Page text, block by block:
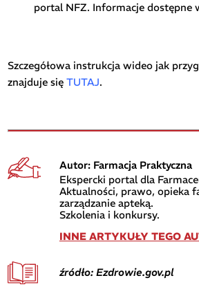
portal NFZ. Informacje dostępne
Szczegółowa instrukcja wideo jak
znajduje sięTUTAJ.
Autor: Farmacja Praktyczna
Ekspercki portal dla
Aktualności, prawo, opieka
zarządzanie apteką.
Szkolenia i konkursy.
INNE ARTYKUŁY TEGO
źródło: Ezdrowie.gov.pl